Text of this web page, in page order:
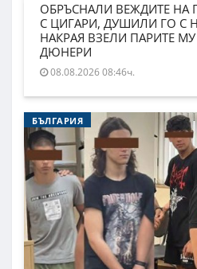
ОБРЪСНАЛИ ВЕЖДИТЕ НА
С ЦИГАРИ, ДУШИЛИ ГО С
НАКРАЯ ВЗЕЛИ ПАРИТЕ
ДЮНЕРИ
08.08.2026 08:46ч.
БЪЛГАРИЯ